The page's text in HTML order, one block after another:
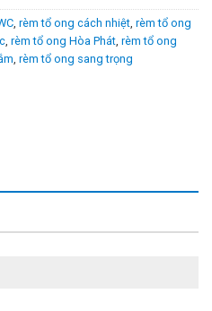
, rèm tổ ong cách nhiệt, rèm tổ ong
, rèm tổ ong Hòa Phát, rèm tổ ong
, rèm tổ ong sang trọng